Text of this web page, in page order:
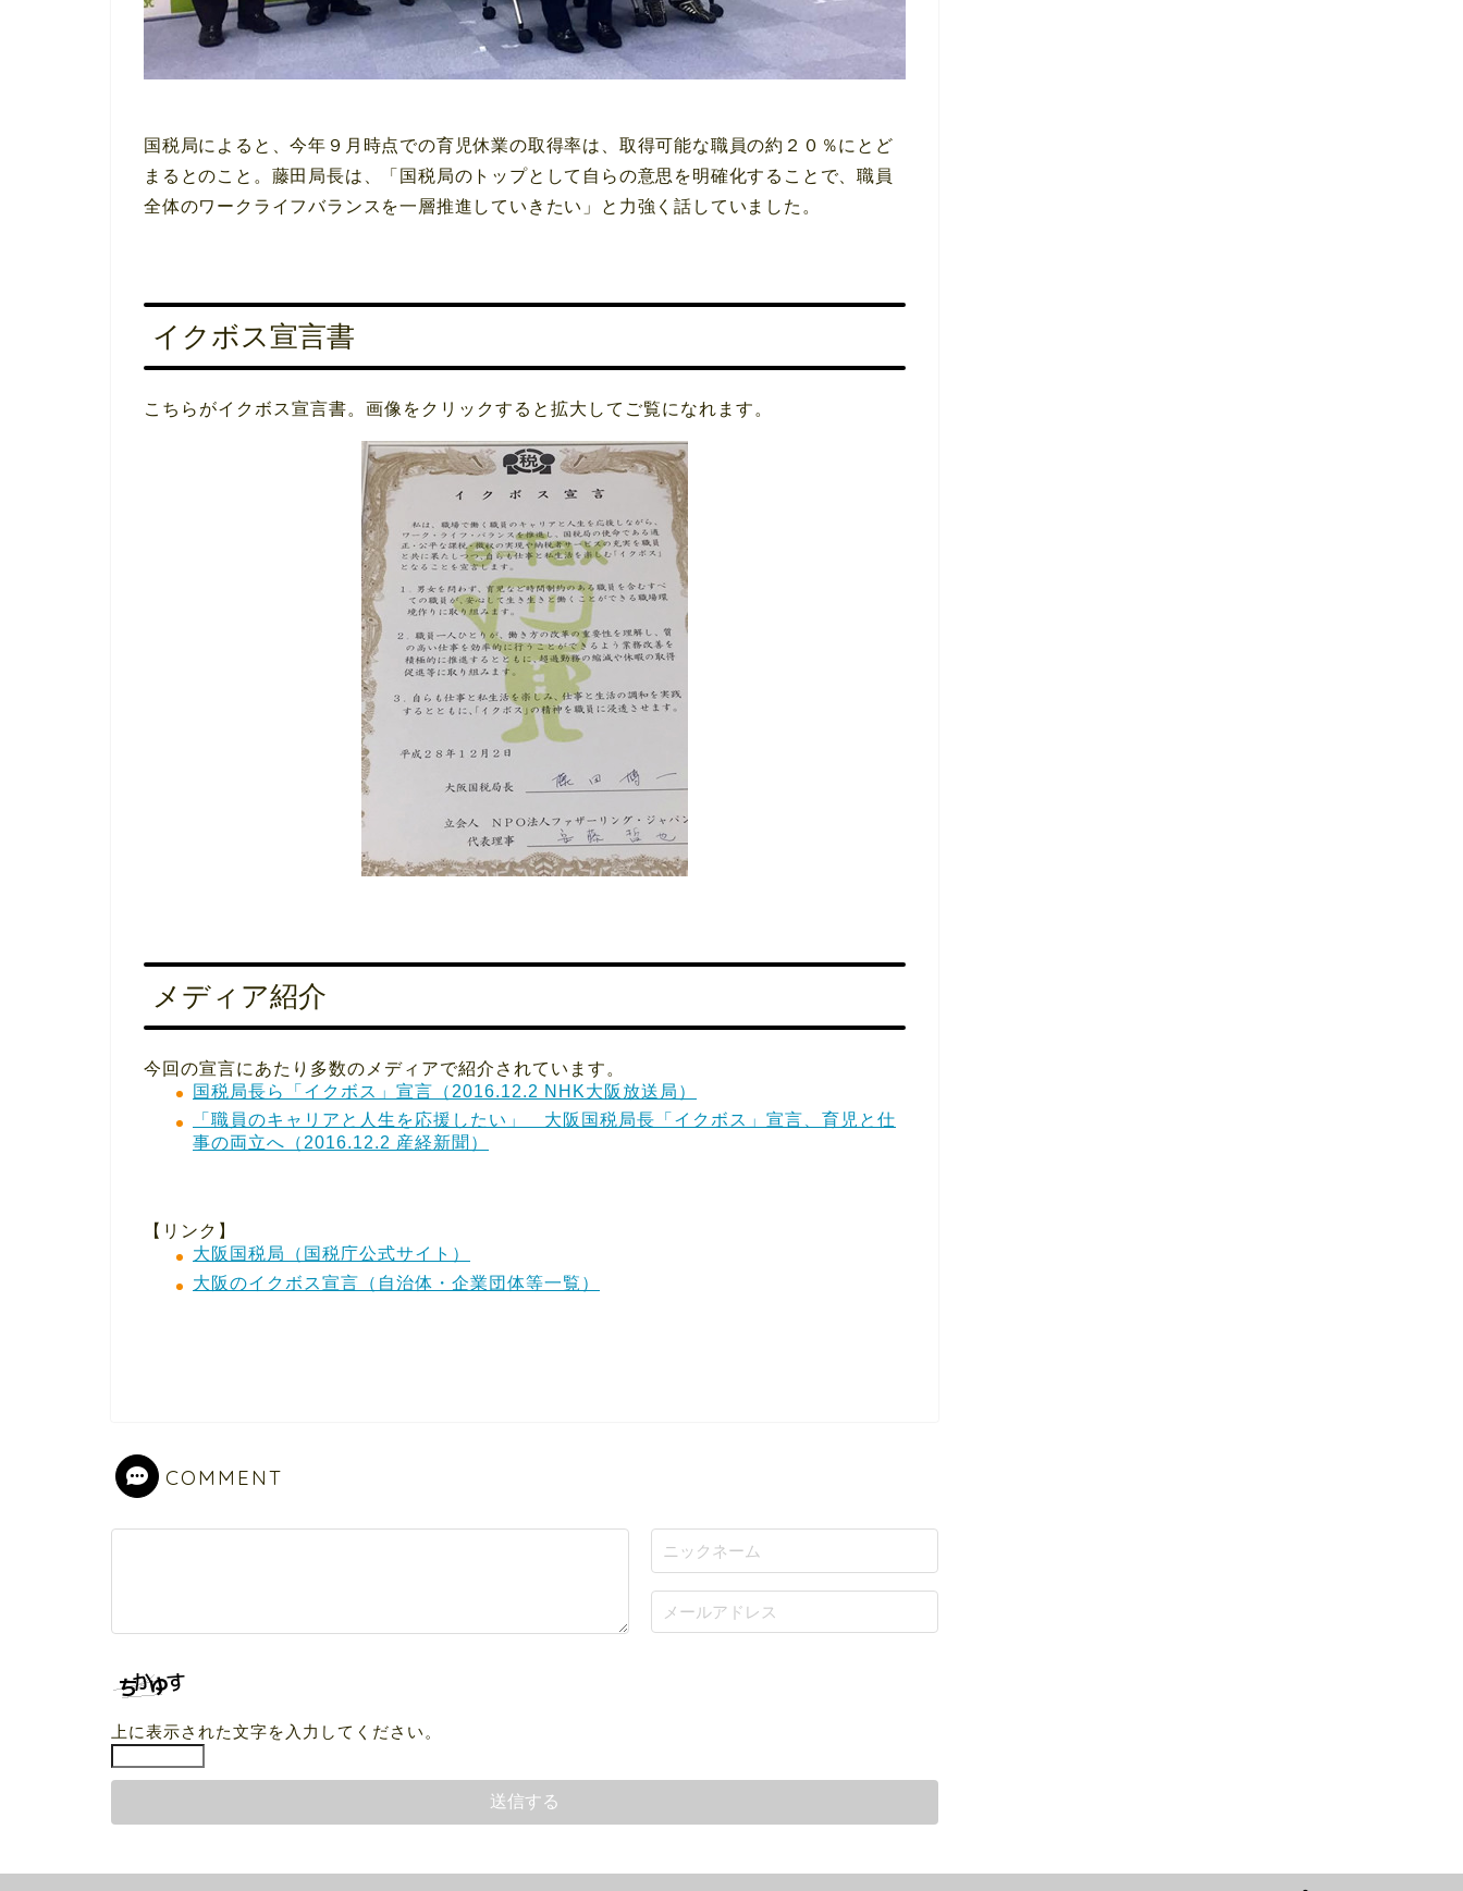
国税局によると、今年９月時点での育児休業の取得率は、取得可能な職員の約２０％にとど
まるとのこと。藤田局長は、「国税局のトップとして自らの意思を明確化することで、職員
全体のワークライフバランスを一層推進していきたい」と力強く話していました。
イクボス宣言書
こちらがイクボス宣言書。画像をクリックすると拡大してご覧になれます。
メディア紹介
今回の宣言にあたり多数のメディアで紹介されています。
国税局長ら「イクボス」宣言（2016.12.2 NHK大阪放送局）
「職員のキャリアと人生を応援したい」 大阪国税局長「イクボス」宣言、育児と仕
事の両立へ（2016.12.2 産経新聞）
【リンク】
大阪国税局（国税庁公式サイト）
大阪のイクボス宣言（自治体・企業団体等一覧）
COMMENT
上に表示された文字を入力してください。